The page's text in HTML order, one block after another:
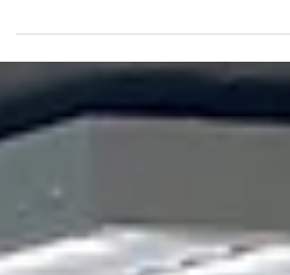
展到帝國主義對外建立殖民地，都好像主導了世界
秩序。近年，隨著發展中國家，特別是中國的漸漸
崛起，以往世界由西方單元領導，現正受到多元甚
對這轉變，西方以至全世界都要適應，這適應過程
會帶來文化衝突還